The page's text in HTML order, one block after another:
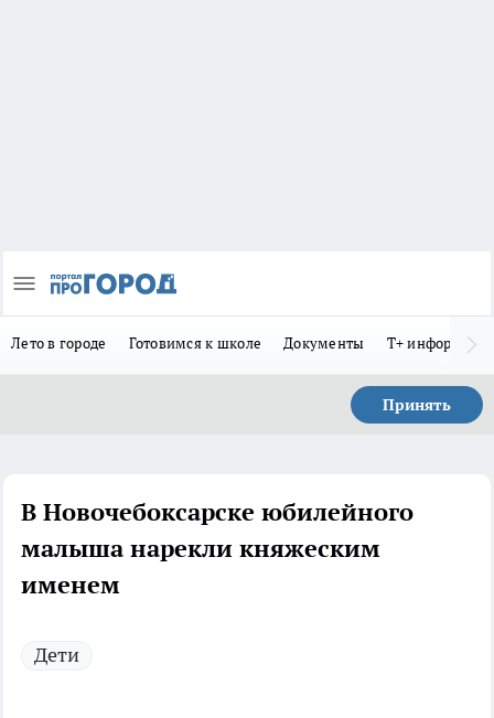
Лето в городе Готовимся к школе Документы Т+
Принять
В Новочебоксарске юбилейного
малыша нарекли княжеским
именем
Дети